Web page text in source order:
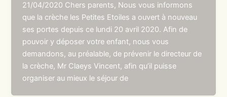
21/04/2020 Chers parents, Nous vous informons
que la crèche les Petites Etoiles a ouvert à nouveau
ses portes depuis ce lundi 20 avril 2020. Afin de
pouvoir y déposer votre enfant, nous vous
demandons, au préalable, de prévenir le directeur de
la crèche, Mr Claeys Vincent, afin qu’il puisse
organiser au mieux le séjour de